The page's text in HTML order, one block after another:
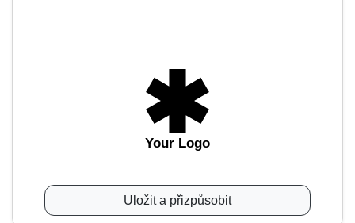
Your Logo
Uložit a přizpůsobit